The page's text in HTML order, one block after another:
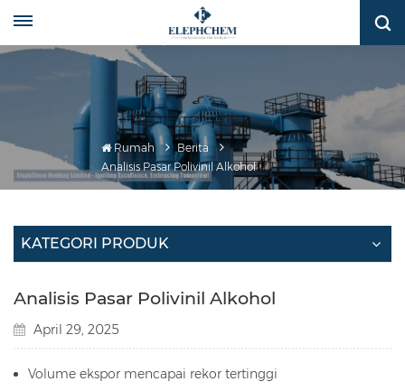
Rumah
Berita
Analisis Pasar Polivinil Alkohol
KATEGORI PRODUK
Analisis Pasar Polivinil Alkohol
April 29, 2025
Volume ekspor mencapai rekor tertinggi